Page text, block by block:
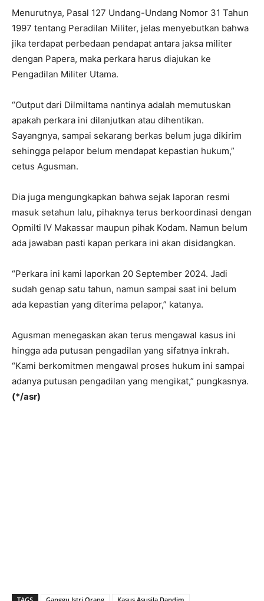
Menurutnya, Pasal 127 Undang-Undang Nomor 31 Tahun
1997 tentang Peradilan Militer, jelas menyebutkan bahwa
jika terdapat perbedaan pendapat antara jaksa militer
dengan Papera, maka perkara harus diajukan ke
Pengadilan Militer Utama.
“Output dari Dilmiltama nantinya adalah memutuskan
apakah perkara ini dilanjutkan atau dihentikan.
Sayangnya, sampai sekarang berkas belum juga dikirim
sehingga pelapor belum mendapat kepastian hukum,”
cetus Agusman.
Dia juga mengungkapkan bahwa sejak laporan resmi
masuk setahun lalu, pihaknya terus berkoordinasi dengan
Opmilti IV Makassar maupun pihak Kodam. Namun belum
ada jawaban pasti kapan perkara ini akan disidangkan.
“Perkara ini kami laporkan 20 September 2024. Jadi
sudah genap satu tahun, namun sampai saat ini belum
ada kepastian yang diterima pelapor,” katanya.
Agusman menegaskan akan terus mengawal kasus ini
hingga ada putusan pengadilan yang sifatnya inkrah.
“Kami berkomitmen mengawal proses hukum ini sampai
adanya putusan pengadilan yang mengikat,” pungkasnya.
(*/asr)